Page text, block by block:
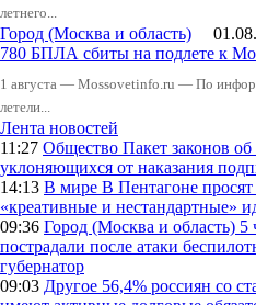
летнего...
Город (Москва и область)
780 БПЛА сбиты на подлете к
1 августа — Mossovetinfo.ru — По
летели...
Лента новостей
11:27 Общество Пакет законов
уклоняющихся от наказания
14:13 В мире В Пентагоне просят
«креативные и нестандартные»
09:36 Город (Москва и область) 5
пострадали после атаки
губернатор
09:03 Другое 56,4% россиян со